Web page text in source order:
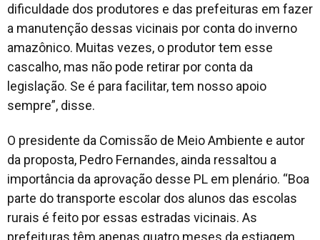
dificuldade dos produtores e das prefeituras em fazer
a manutenção dessas vicinais por conta do inverno
amazônico. Muitas vezes, o produtor tem esse
cascalho, mas não pode retirar por conta da
legislação. Se é para facilitar, tem nosso apoio
sempre”, disse.
O presidente da Comissão de Meio Ambiente e autor
da proposta, Pedro Fernandes, ainda ressaltou a
importância da aprovação desse PL em plenário. “Boa
parte do transporte escolar dos alunos das escolas
rurais é feito por essas estradas vicinais. As
prefeituras têm apenas quatro meses da estiagem